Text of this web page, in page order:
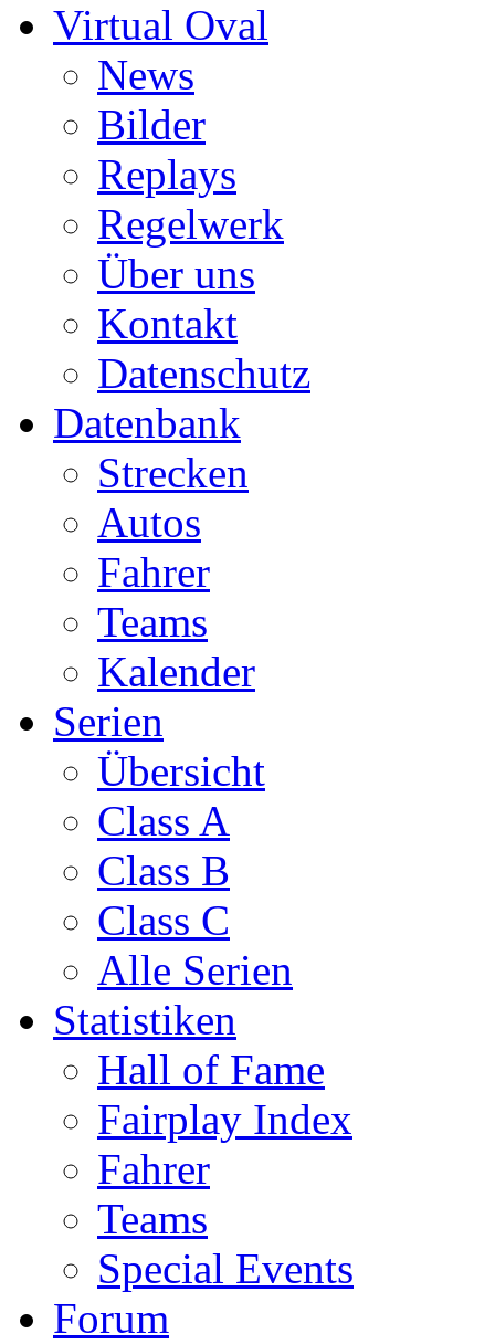
Virtual Oval
News
Bilder
Replays
Regelwerk
Über uns
Kontakt
Datenschutz
Datenbank
Strecken
Autos
Fahrer
Teams
Kalender
Serien
Übersicht
Class A
Class B
Class C
Alle Serien
Statistiken
Hall of Fame
Fairplay Index
Fahrer
Teams
Special Events
Forum